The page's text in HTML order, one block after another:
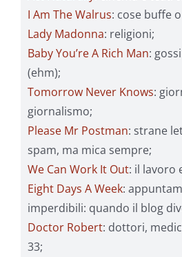
I Am The Walrus: cose buffe
Lady Madonna: religioni;
Baby You’re A Rich Man:
(ehm);
Tomorrow Never Knows:
giornalismo;
Please Mr Postman: strane
spam, ma mica sempre;
We Can Work It Out: il lavoro
Eight Days A Week:
imperdibili: quando il blog
Doctor Robert: dottori,
33;